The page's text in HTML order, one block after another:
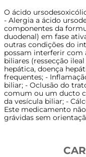
O ácido
- Alergia a ácido
componentes da
duodenal) em fase
outras condições do
possam interferir com
biliares (ressecção
hepática, doença
frequentes; -
biliar; - Oclusão do
comum ou um ducto
da vesícula biliar; -
Este medicamento
grávidas sem